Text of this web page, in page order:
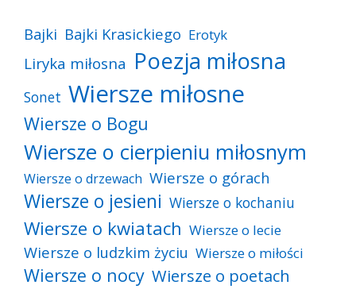
Bajki Bajki Krasickiego Erotyk
Liryka miłosna Poezja miłosna
Sonet Wiersze miłosne
Wiersze o Bogu
Wiersze o cierpieniu miłosnym
Wiersze o drzewach Wiersze o górach
Wiersze o jesieni Wiersze o kochaniu
Wiersze o kwiatach Wiersze o lecie
Wiersze o ludzkim życiu Wiersze o miłości
Wiersze o nocy Wiersze o poetach